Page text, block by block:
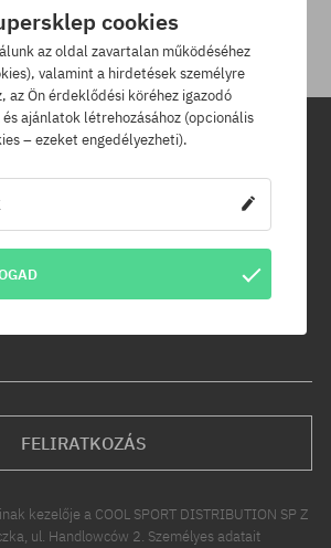
30 napod van.
Hírlevél
és értesülj az elsők között új termékeinkről
és kedvezményeinkről!
egy -5% kedvezménykódot az egész
FELIRATKOZÁS
kezelője a COOL SPORT DISTRIBUTION SP Z
ul. Handlowców 2. Személyes adatait
cookies
az oldal zavartalan működéséhez
valamint a hirdetések személyre
az Ön érdeklődési köréhez igazodó
ajánlatok létrehozásához (opcionális
– ezeket engedélyezheti).